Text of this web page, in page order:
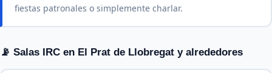
fiestas patronales o simplemente charlar.
📡 Salas IRC en El Prat de Llobregat y alrededores